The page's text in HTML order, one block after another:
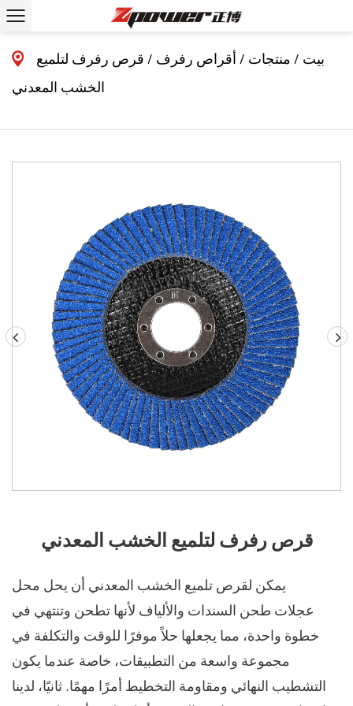
بيت / منتجات / أقراص رفرف / قرص رفرف لتلميع
الخشب المعدني
قرص رفرف لتلميع الخشب المعدني
يمكن لقرص تلميع الخشب المعدني أن يحل محل
عجلات طحن السندات والألياف لأنها تطحن وتنتهي في
خطوة واحدة، مما يجعلها حلاً موفرًا للوقت والتكلفة في
مجموعة واسعة من التطبيقات، خاصة عندما يكون
التشطيب النهائي ومقاومة التخطيط أمرًا مهمًا. ثانيًا، لدينا